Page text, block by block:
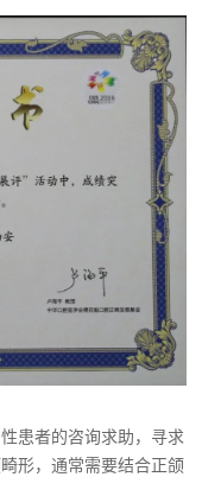
患者的咨询求助，寻求
形，通常需要结合正颌